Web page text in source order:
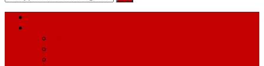
Turbo ideal – turbo cevi